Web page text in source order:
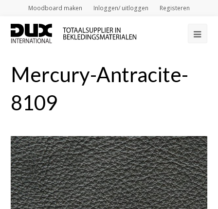
Moodboard maken Inloggen/ uitloggen Registeren
Mercury-Antracite-
8109